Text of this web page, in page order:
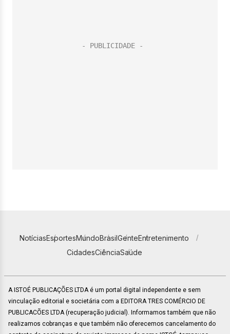
NotíciasEsportesMundoBrasilGenteEntretenimento
CidadesCiênciaSaúde
A ISTOÉ PUBLICAÇÕES LTDA é um portal digital independente e sem
vinculação editorial e societária com a EDITORA TRES COMÉRCIO DE
PUBLICACÕES LTDA (recuperação judicial). Informamos também que não
realizamos cobranças e que também não oferecemos cancelamento do